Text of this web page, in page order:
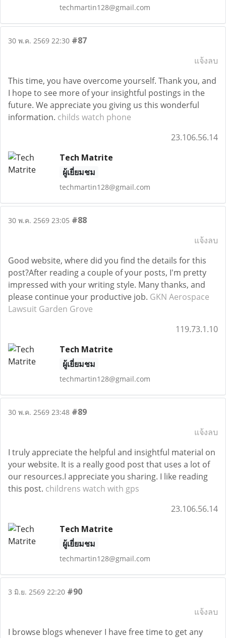
techmartin128@gmail.com
30 พ.ค. 2569 22:30 #87
แจ้งลบ
This time, you have overcome yourself. Thank you, and
I hope to see more of your insightful postings in the
future. We appreciate you giving us this wonderful
information. childs watch phone
23.106.56.14
Tech Matrite
ผู้เยี่ยมชม
techmartin128@gmail.com
30 พ.ค. 2569 23:05 #88
แจ้งลบ
Good website, where did you find the details for this
post?After reading a couple of your posts, I'm pretty
impressed with your writing style. Many thanks, and
please continue your productive job. GKN Aerospace
Lawsuit Garden Grove
119.73.1.10
Tech Matrite
ผู้เยี่ยมชม
techmartin128@gmail.com
30 พ.ค. 2569 23:48 #89
แจ้งลบ
I truly appreciate the helpful and insightful material on
your website. It is a really good post that uses a lot of
our resources.I appreciate you sharing. I like reading
this post. childrens watch with gps
23.106.56.14
Tech Matrite
ผู้เยี่ยมชม
techmartin128@gmail.com
3 มิ.ย. 2569 22:20 #90
แจ้งลบ
I browse blogs whenever I have free time to get any